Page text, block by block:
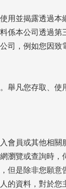
用並揭露透過
係本公司透過
司，例如您因
舉凡您存取、
會員或其他相
瀏覽或查詢時
但是除非您願
的資料，對於